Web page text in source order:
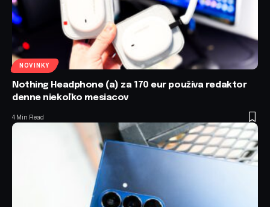
NOVINKY
Nothing Headphone (a) za 170 eur používa redaktor
denne niekoľko mesiacov
4 Min Read